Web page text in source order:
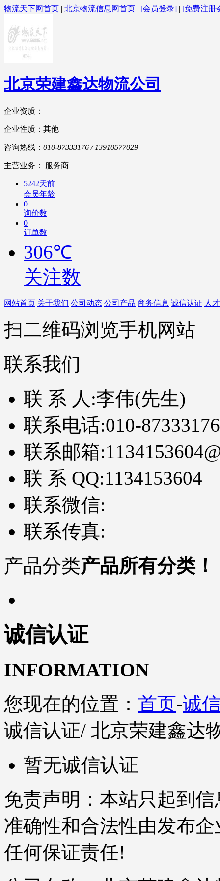
物流天下网首页 | 北京物流信息网首页 | [会员登录] | [免费注册
北京荣建鑫达物流公司
企业资质：
企业性质：其他
咨询热线： 010-87333176 / 13910577029
主营业务： 服务商
5242天前
会员年龄
0
询价数
0
订单数
306℃
关注数
网站首页 关于我们 公司动态 公司产品 商务信息 诚信认证 人
扫二维码浏览手机网站
联系我们
联 系 人:李伟(先生)
联系电话:010-
联系邮箱:
联 系 QQ:1134153604
联系微信:
联系传真:
产品分类产品所有分类！
诚信认证
INFORMATION
您现在的位置： 首页-诚
诚信认证/ 北京荣建鑫达
暂无诚信认证
免责声明：本站只起到
准确性和合法性由发布
任何保证责任!